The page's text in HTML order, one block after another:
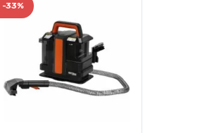
-33%